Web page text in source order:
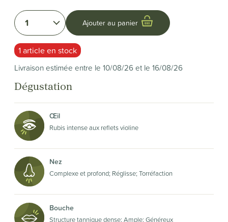
1 Ajouter au panier
1 article en stock
Livraison estimée entre le 10/08/26 et le 16/08/26
Dégustation
Œil
Rubis intense aux reflets violine
Nez
Complexe et profond; Réglisse; Torréfaction
Bouche
Structure tannique dense; Ample; Généreux